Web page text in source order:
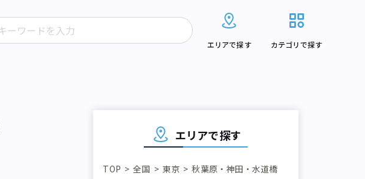
エリアで探す カテゴリで探す
エリアで探す
TOP 全国 東京
秋葉原・神田・水道橋